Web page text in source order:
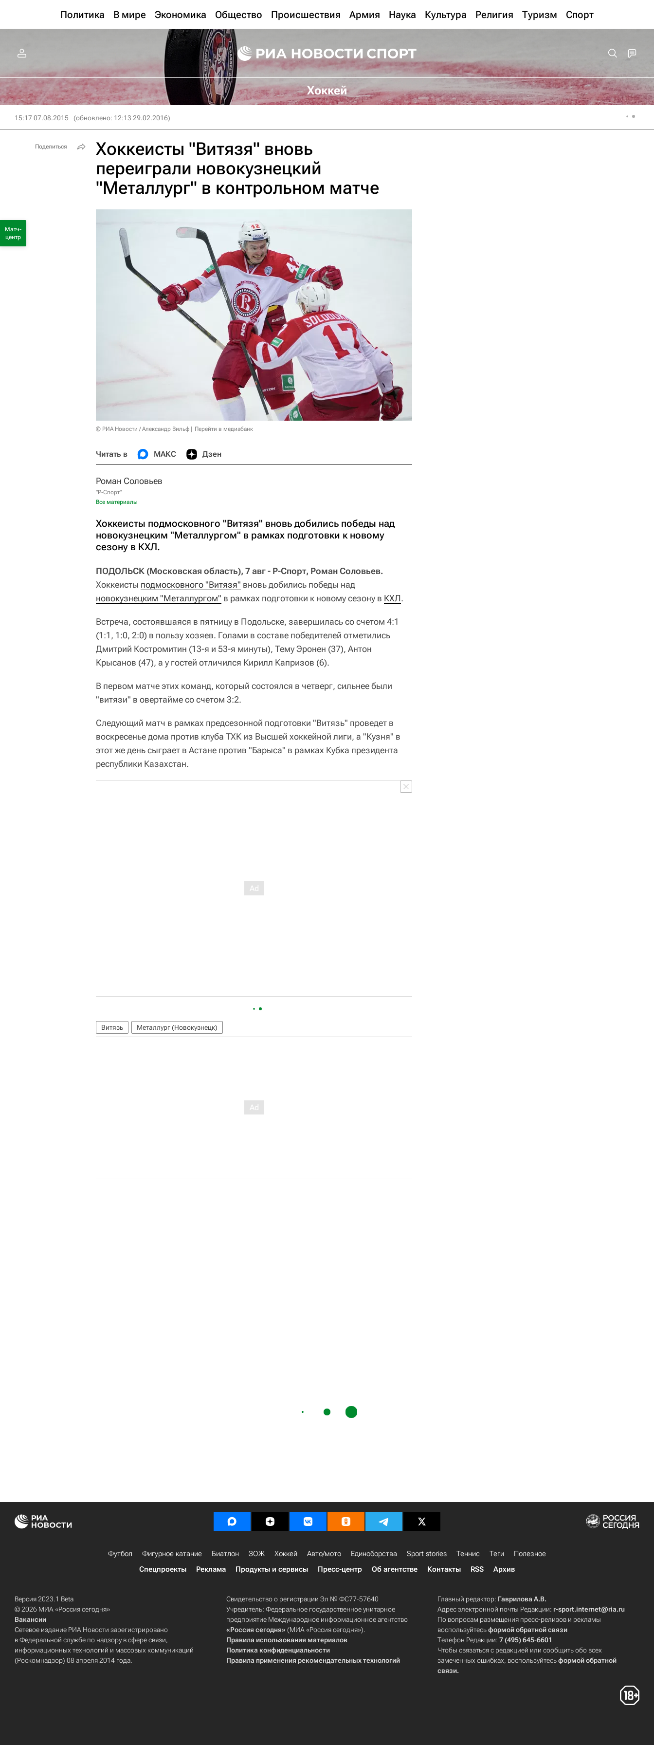
Политика В мире Экономика Общество Происшествия Армия Наука Культура Религия Туризм Спорт
Хоккей
15:17 07.08.2015 (обновлено: 12:13 29.02.2016)
Хоккеисты "Витязя" вновь
переиграли новокузнецкий
"Металлург" в контрольном матче
© РИА Новости / Александр Вильф Перейти в медиабанк
Читать в МАКС Дзен
Роман Соловьев
"Р-Спорт"
Все материалы
Хоккеисты подмосковного "Витязя" вновь добились победы над
новокузнецким "Металлургом" в рамках подготовки к новому
сезону в КХЛ.
ПОДОЛЬСК (Московская область), 7 авг - Р-Спорт, Роман Соловьев.
Хоккеисты подмосковного "Витязя" вновь добились победы над
новокузнецким "Металлургом" в рамках подготовки к новому сезону в КХЛ.
Встреча, состоявшаяся в пятницу в Подольске, завершилась со счетом 4:1
(1:1, 1:0, 2:0) в пользу хозяев. Голами в составе победителей отметились
Дмитрий Костромитин (13-я и 53-я минуты), Тему Эронен (37), Антон
Крысанов (47), а у гостей отличился Кирилл Капризов (6).
В первом матче этих команд, который состоялся в четверг, сильнее были
"витязи" в овертайме со счетом 3:2.
Следующий матч в рамках предсезонной подготовки "Витязь" проведет в
воскресенье дома против клуба ТХК из Высшей хоккейной лиги, а "Кузня" в
этот же день сыграет в Астане против "Барыса" в рамках Кубка президента
республики Казахстан.
Витязь Металлург (Новокузнецк)
Поделиться
Матч-
центр
Футбол Фигурное катание Биатлон ЗОЖ Хоккей Авто/мото Единоборства Sport stories Теннис Теги
Полезное
Спецпроекты
Реклама Продукты и сервисы Пресс-центр Об агентстве Контакты RSS Архив
Версия 2023.1 Beta
© 2026 МИА «Россия сегодня»
Вакансии
Сетевое издание РИА Новости зарегистрировано
в Федеральной службе по надзору в сфере связи,
информационных технологий и массовых коммуникаций
(Роскомнадзор) 08 апреля 2014 года.
Свидетельство о регистрации Эл № ФС77-57640
Учредитель: Федеральное государственное унитарное
предприятие Международное информационное агентство
«Россия сегодня» (МИА «Россия сегодня»).
Правила использования материалов
Политика конфиденциальности
Правила применения рекомендательных технологий
Главный редактор: Гаврилова А.В.
Адрес электронной почты Редакции: r-sport.internet@ria.ru
По вопросам размещения пресс-релизов и рекламы
воспользуйтесьформой обратной связи
Телефон Редакции:7 (495) 645-6601
Чтобы связаться с редакцией или сообщить обо всех
замеченных ошибках, воспользуйтесьформой обратной
связи.